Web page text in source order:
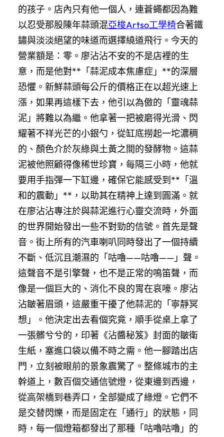
的孩子。店內只有他一個人，連蒼蠅都因為難
以忍受那股陳年蒜頭混亞梭Artso工學椅合著鐵
鏽與淡淡絕望的味道而選擇繞道飛行。今天的
營業額是：零。廖沾沾不安的不是店裡的生
意，而是他對**「蒜泥成本焦慮症」**的深層
恐懼。新鮮蒜頭每公斤的價格正在以超光速上
漲，如果再這樣下去，他引以為傲的「靈魂蒜
泥」將難以為繼。他拿著一把被磨得光滑、閃
耀著不祥光芒的小銀勺，從缸底撈起一坨濃稠
的、顏色介於灰綠與土黃之間的發酵物。這蒜
泥被他照顧得像稀世珍寶，每隔三小時，他就
要用手指彈一下缸邊，確保它能感受到**「溫
和的震動」**，以助其在精神上達到圓滿。就
在廖沾沾專注於與蒜泥進行心靈交流時，外面
的世界開始發出一些不對勁的信號。首先是聲
音。街上所有的汽車喇叭同時發出了一個持續
不斷、低沉且潮濕的「咕嚕——咕嚕——」聲。
這聲音不是引擎聲，也不是正常的鳴笛聲，而
像是一個巨大的、消化不良的胃在哀嚎。廖沾
沾皺著眉頭，這嚴重干擾了他蒜泥的「寧靜冥
想」。他決定出去看個究竟，順手從桌上拿了
一張髒兮兮的，印著《沾醬秘笈》封面的皺衛
生紙，塞進口袋以備不時之需。他一腳踏出店
門，立刻被眼前的景象震驚了。整條城市的主
幹道上，數百個交通信號燈，從東邊到西邊，
從高架橋到巷弄口，全部變成了綠燈。它們不
是交替閃爍，而是固定在「通行」的狀態，同
時，每一個燈箱都發出了那種「咕嚕咕嚕」的